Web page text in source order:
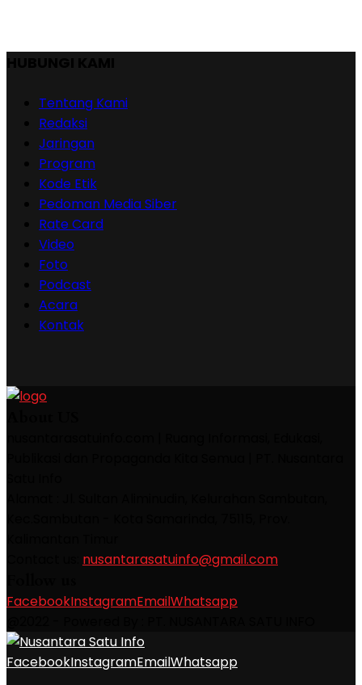
Tentang Kami
Redaksi
Jaringan
Program
Kode Etik
Pedoman Media Siber
Rate Card
Video
Foto
Podcast
Acara
Kontak
nusantarasatuinfo@gmail.com
FacebookInstagramEmailWhatsapp
FacebookInstagramEmailWhatsapp